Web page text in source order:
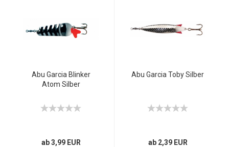
Abu Garcia Blinker
Atom Silber
ab 3,99 EUR
Abu Garcia Toby Silber
ab 2,39 EUR